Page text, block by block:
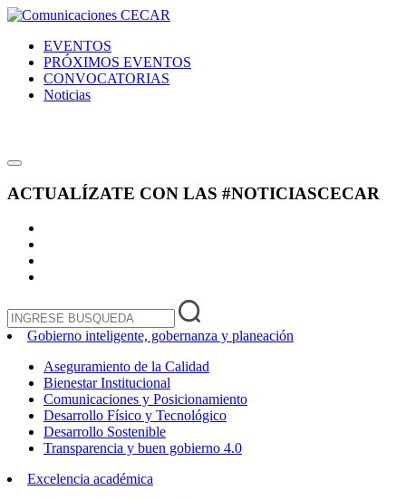
EVENTOS
PRÓXIMOS EVENTOS
CONVOCATORIAS
Noticias
ACTUALÍZATE CON LAS #NOTICIASCECAR
Gobierno inteligente, gobernanza y planeación
Aseguramiento de la Calidad
Bienestar Institucional
Comunicaciones y Posicionamiento
Desarrollo Físico y Tecnológico
Desarrollo Sostenible
Transparencia y buen gobierno 4.0
Excelencia académica